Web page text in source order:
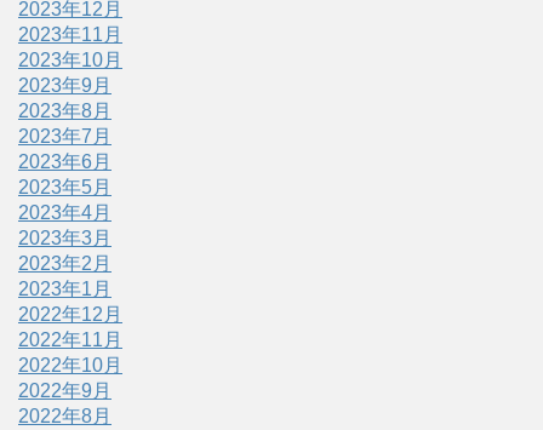
2023年12月
2023年11月
2023年10月
2023年9月
2023年8月
2023年7月
2023年6月
2023年5月
2023年4月
2023年3月
2023年2月
2023年1月
2022年12月
2022年11月
2022年10月
2022年9月
2022年8月